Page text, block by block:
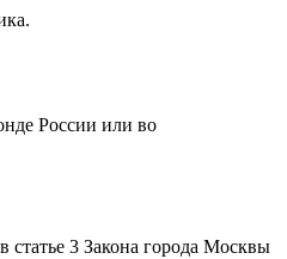
России или во
3 Закона города Москвы